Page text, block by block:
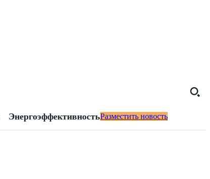
ЭнергоэффективностьРазместить новость